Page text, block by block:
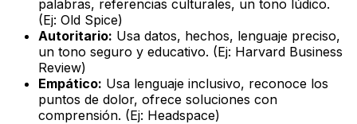
palabras, referencias culturales, un tono lúdico.
(Ej: Old Spice)
Autoritario: Usa datos, hechos, lenguaje preciso,
un tono seguro y educativo. (Ej: Harvard Business
Review)
Empático: Usa lenguaje inclusivo, reconoce los
puntos de dolor, ofrece soluciones con
comprensión. (Ej: Headspace)